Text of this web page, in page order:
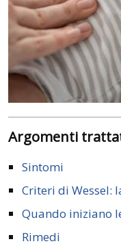
Argomenti
Sintomi
Criteri di Wessel:
Quando iniziano
Rimedi